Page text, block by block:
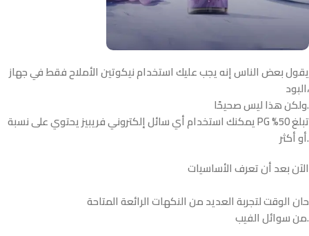
يقول بعض الناس إنه يجب عليك استخدام نيكوتين الأملاح فقط في جهاز
البود،
ولكن هذا ليس صحيحًا.
يمكنك استخدام أي سائل إلكتروني فريبيز يحتوي على نسبة PG تبلغ 50%
أو أكثر.
الآن بعد أن تعرف الأساسيات
حان الوقت لتجربة العديد من النكهات الرائعة المتاحة
من سوائل الفيب.